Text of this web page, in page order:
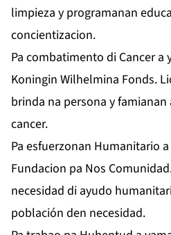
limpieza y programanan
concientizacion.
Pa combatimento di Cancer a
Koningin Wilhelmina Fonds.
brinda na persona y
cancer.
Pa esfuerzonan Humanitario
Fundacion pa Nos
necesidad di ayudo
población den necesidad.